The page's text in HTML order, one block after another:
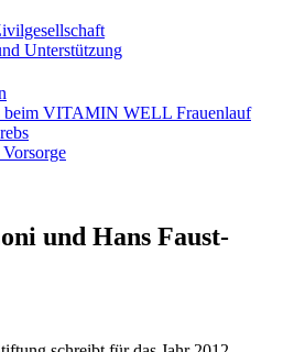
Unterstützung
beim VITAMIN WELL Frauenlauf
und Hans Faust-